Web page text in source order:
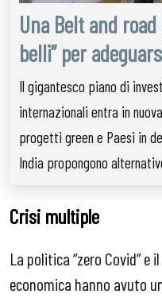
Una Belt and
belli” per
Il gigantesco piano di
internazionali entra in
progetti green e Paesi in
India propongono
Crisi multiple
La politica “zero Covid”
economica hanno avuto